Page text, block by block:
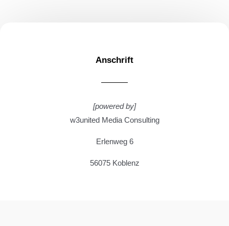
Anschrift
[powered by]
w3united Media Consulting
Erlenweg 6
56075 Koblenz